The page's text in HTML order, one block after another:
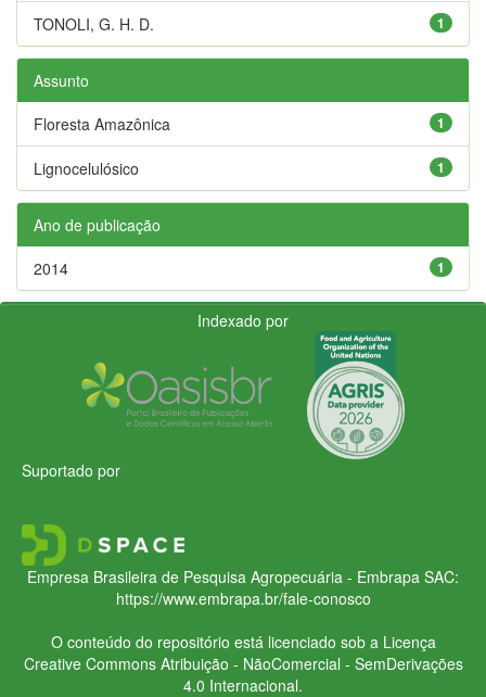
1
TONOLI, G. H. D.
Assunto
1
Floresta Amazônica
1
Lignocelulósico
Ano de publicação
1
2014
Indexado por
Suportado por
Empresa Brasileira de Pesquisa Agropecuária - Embrapa SAC:
https://www.embrapa.br/fale-conosco
O conteúdo do repositório está licenciado sob a Licença
Creative CommonsAtribuição - NãoComercial - SemDerivações
4.0 Internacional.